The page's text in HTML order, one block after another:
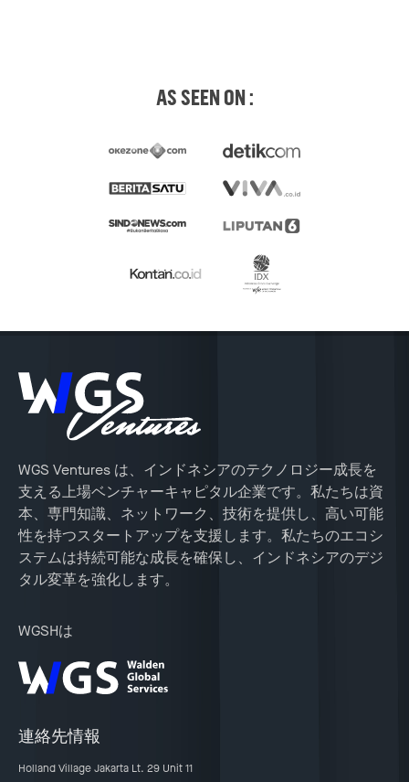
AS SEEN ON :
WGS Ventures は、インドネシアのテクノロジー成長を
支える上場ベンチャーキャピタル企業です。私たちは資
本、専門知識、ネットワーク、技術を提供し、高い可能
性を持つスタートアップを支援します。私たちのエコシ
ステムは持続可能な成長を確保し、インドネシアのデジ
タル変革を強化します。
WGSHは
連絡先情報
Holland Village Jakarta Lt. 29 Unit 11